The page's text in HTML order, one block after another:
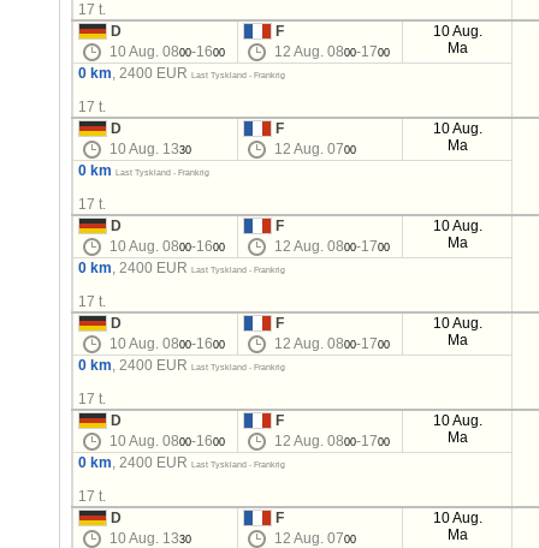
17 t.
D
10 Aug. 0800-1600
F
12 Aug. 0800-1700
10 Aug.
Ma
0 km, 2400 EUR Last Tyskland - Frankrig
17 t.
D
10 Aug. 1330
F
12 Aug. 0700
10 Aug.
Ma
0 km
Last Tyskland - Frankrig
17 t.
D
10 Aug. 0800-1600
F
12 Aug. 0800-1700
10 Aug.
Ma
0 km, 2400 EUR Last Tyskland - Frankrig
17 t.
D
10 Aug. 0800-1600
F
12 Aug. 0800-1700
10 Aug.
Ma
0 km, 2400 EUR Last Tyskland - Frankrig
17 t.
D
10 Aug. 0800-1600
F
12 Aug. 0800-1700
10 Aug.
Ma
0 km, 2400 EUR Last Tyskland - Frankrig
17 t.
D
10 Aug. 1330
F
12 Aug. 0700
10 Aug.
Ma